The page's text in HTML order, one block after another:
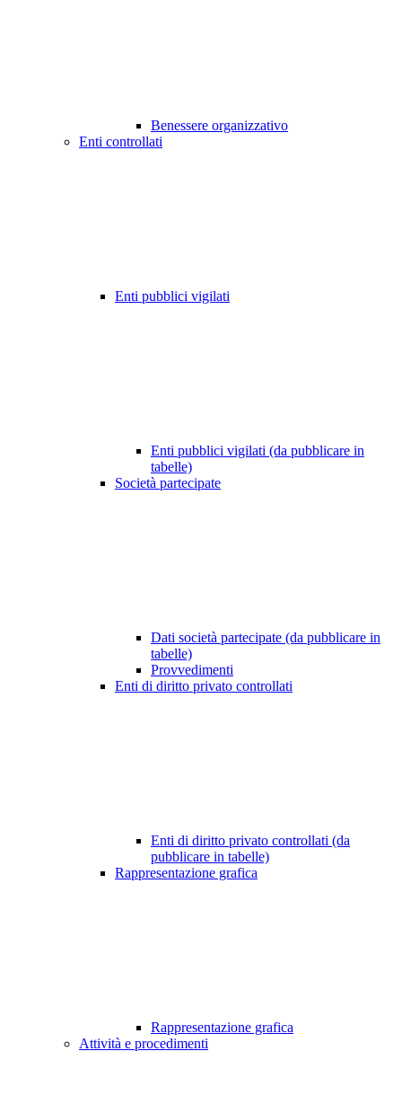
Benessere organizzativo
Enti controllati
Enti pubblici vigilati
Enti pubblici vigilati (da pubblicare in
tabelle)
Società partecipate
Dati società partecipate (da pubblicare in
tabelle)
Provvedimenti
Enti di diritto privato controllati
Enti di diritto privato controllati (da
pubblicare in tabelle)
Rappresentazione grafica
Rappresentazione grafica
Attività e procedimenti